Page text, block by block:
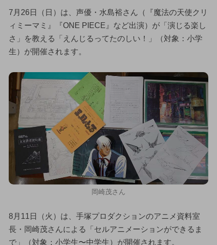
7月26日（日）は、声優・水島裕さん（『魔法の天使クリ
ィミーマミ』『ONE PIECE』など出演）が「演じる楽し
さ」を教える「えんじるってたのしい！」（対象：小学
生）が開催されます。
岡崎茂さん
8月11日（火）は、手塚プロダクションのアニメ資料室
長・岡崎茂さんによる「セルアニメーションができるま
で」（対象：小学生〜中学生）が開催されます。